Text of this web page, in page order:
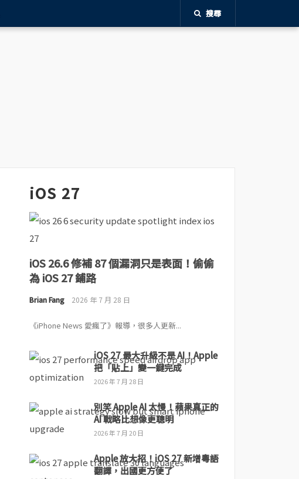
搜尋
iOS 27
iOS 26.6 修補 87 個漏洞只是表面！偷偷
為 iOS 27 鋪路
Brian Fang 2026 年 7 月 28 日
《iPhone News 愛瘋了》報導，很多人更新...
iOS 27 最大升級不是 AI！Apple
把「貼上」變一鍵完成
2026 年 7 月 28 日
別笑 Apple AI 太慢！蘋果真正的
AI 戰略比想像更聰明
2026 年 7 月 20 日
Apple 放大招！iOS 27 新增粵語
翻譯，出國更方便了